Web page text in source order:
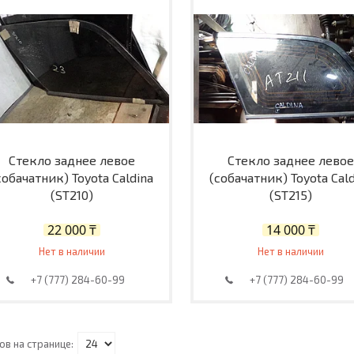
Стекло заднее левое
Toyota Caldina
(ST210)
22 000 ₸
Нет в наличии
+7 (777) 284-60-99
Стекло заднее левое
(собачатник) Toyota
(ST215)
14 000 ₸
Нет в наличии
+7 (777) 284-60-99